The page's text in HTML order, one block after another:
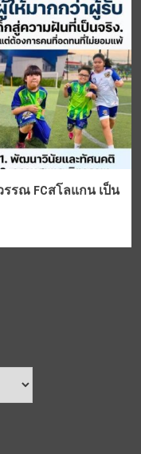
รณ FCสโลแกน เป็น